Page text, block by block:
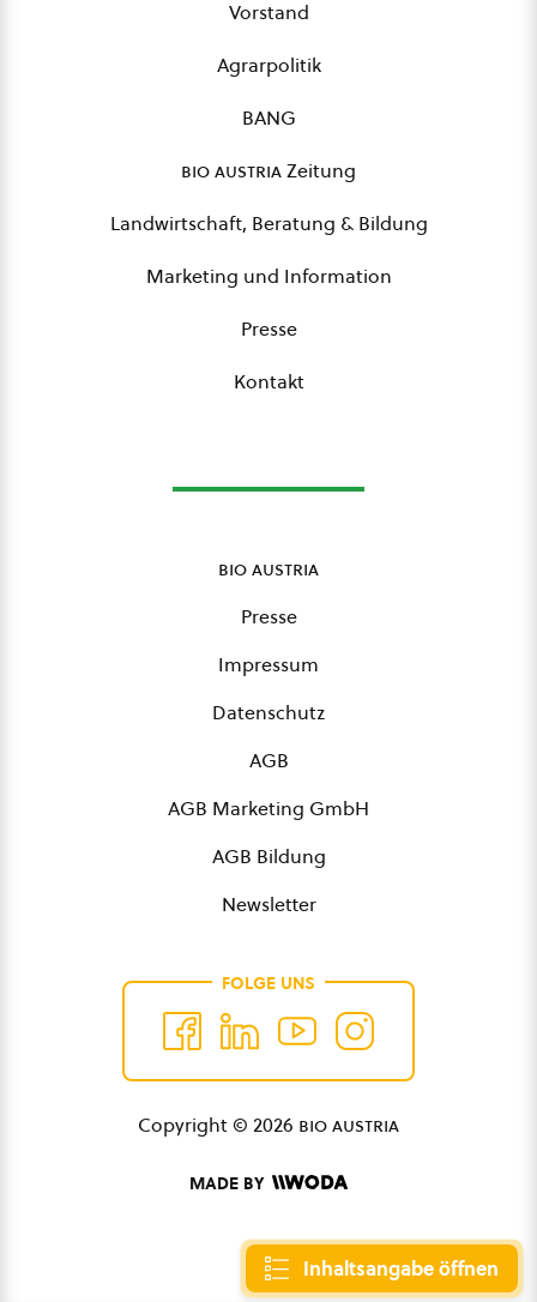
Inhaltsangabe öffnen
Vorstand
Agrarpolitik
BANG
bio austriaZeitung
Landwirtschaft, Beratung & Bildung
Marketing und Information
Presse
Kontakt
bio austria
Presse
Impressum
Datenschutz
AGB
AGB Marketing GmbH
AGB Bildung
Newsletter
FOLGE UNS
Copyright © 2026 bio austria
MADE BY